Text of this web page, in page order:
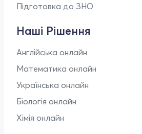
Підготовка до ЗНО
Наші Рішення
Англійська онлайн
Математика онлайн
Українська онлайн
Біологія онлайн
Хімія онлайн